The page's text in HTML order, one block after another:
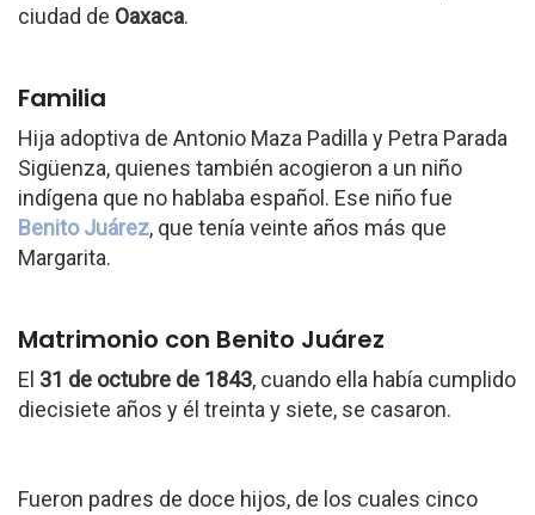
ciudad de Oaxaca.
Familia
Hija adoptiva de Antonio Maza Padilla y Petra Parada
Sigüenza, quienes también acogieron a un niño
indígena que no hablaba español. Ese niño fue
Benito Juárez, que tenía veinte años más que
Margarita.
Matrimonio con Benito Juárez
El 31 de octubre de 1843, cuando ella había cumplido
diecisiete años y él treinta y siete, se casaron.
Fueron padres de doce hijos, de los cuales cinco